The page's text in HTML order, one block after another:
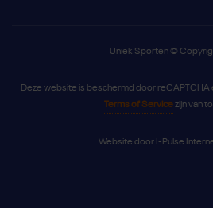
Uniek Sporten ©
Deze website is beschermd door reCAPTCHA
Terms of Servicezijn van
Website door I-Pulse